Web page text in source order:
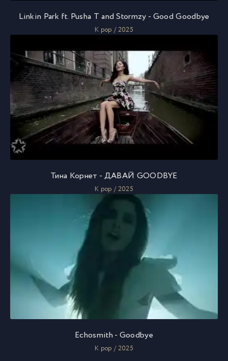
Linkin Park ft. Pusha T and Stormzy - Good Goodbye
K pop / 2025
Тина Корнет - ДАВАЙ GOODBYE
K pop / 2025
Echosmith - Goodbye
K pop / 2025